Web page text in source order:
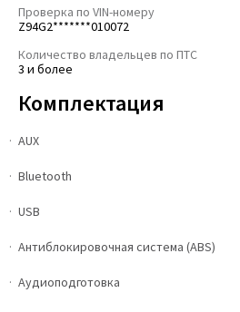
Проверка по VIN-номеру
Z94G2*******010072
Количество владельцев по ПТС
3 и более
Комплектация
AUX
Bluetooth
USB
Антиблокировочная система (ABS)
Аудиоподготовка